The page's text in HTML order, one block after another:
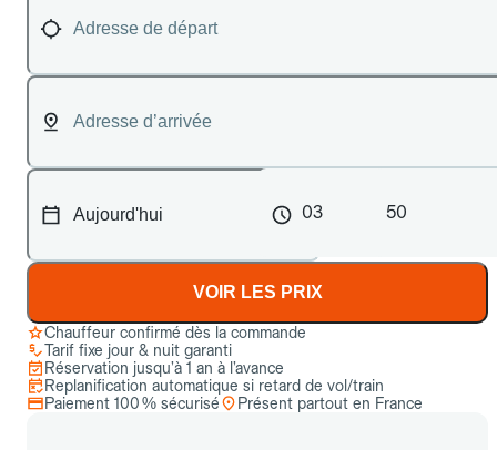
03 50
VOIR LES PRIX
Chauffeur confirmé dès la commande
Tarif fixe jour & nuit garanti
Réservation jusqu’à 1 an à l’avance
Replanification automatique si retard de vol/train
Paiement 100 % sécurisé
Présent partout en France